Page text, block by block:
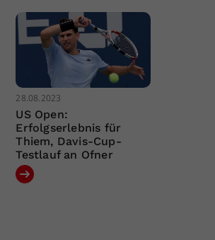
28.08.2023
US Open:
Erfolgserlebnis für
Thiem, Davis-Cup-
Testlauf an Ofner